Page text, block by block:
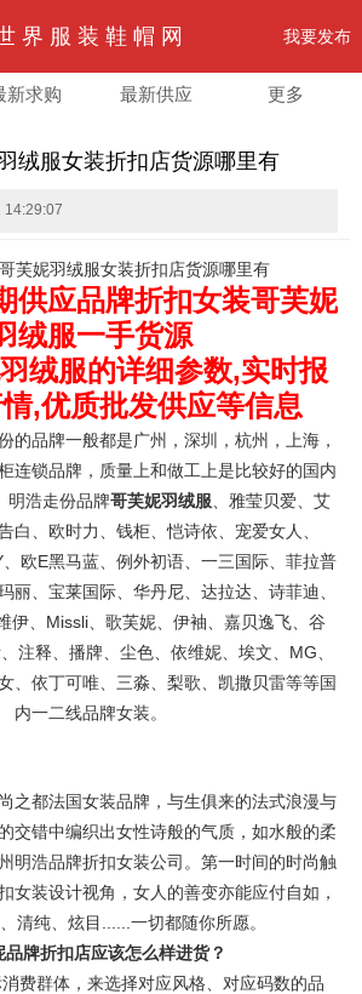
界服装鞋帽网 我要发布
新求购 最新供应 更多
绒服女装折扣店货源哪里有
14:29:07
供应品牌折扣女装哥芙妮
绒服一手货源
绒服的详细参数,实时报
,优质批发供应等信息
的品牌一般都是广州，深圳，杭州，上海，
连锁品牌，质量上和做工上是比较好的国内
明浩走份品牌哥芙妮羽绒服 、雅莹贝爱、艾
白、欧时力、钱柜、恺诗依、宠爱女人、
欧E黑马蓝、例外初语、一三国际、菲拉普
丽、宝莱国际、华丹尼、达拉达、诗菲迪、
伊、Missli、歌芙妮、伊袖、嘉贝逸飞、谷
注释、播牌、尘色、依维妮、埃文、MG、
、依丁可唯、三淼、梨歌、凯撒贝雷等等国
内一二线品牌女装。
之都法国女装品牌，与生俱来的法式浪漫与
交错中编织出女性诗般的气质，如水般的柔
明浩品牌折扣女装公司。第一时间的时尚触
女装设计视角，女人的善变亦能应付自如，
清纯、炫目......一切都随你所愿。
品牌折扣店应该怎么样进货？
费群体，来选择对应风格、对应码数的品